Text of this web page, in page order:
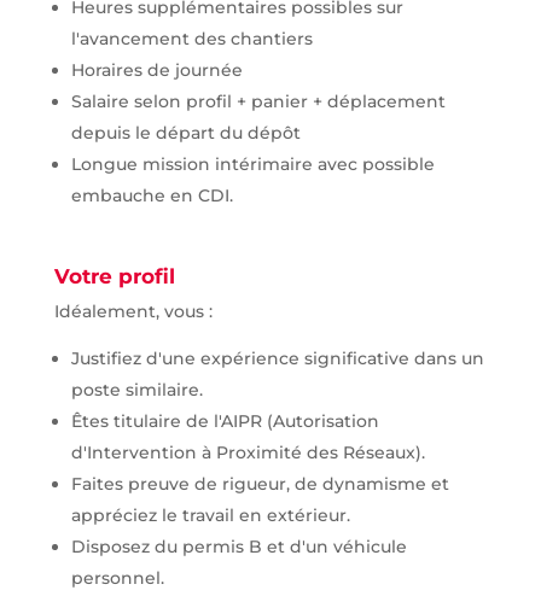
Heures supplémentaires possibles sur
l'avancement des chantiers
Horaires de journée
Salaire selon profil + panier + déplacement
depuis le départ du dépôt
Longue mission intérimaire avec possible
embauche en CDI.
Votre profil
Idéalement, vous :
Justifiez d'une expérience significative dans un
poste similaire.
Êtes titulaire de l'AIPR (Autorisation
d'Intervention à Proximité des Réseaux).
Faites preuve de rigueur, de dynamisme et
appréciez le travail en extérieur.
Disposez du permis B et d'un véhicule
personnel.